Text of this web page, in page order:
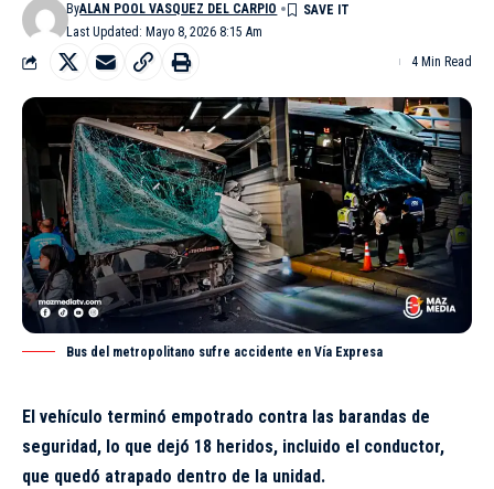
Last Updated: Mayo 8, 2026 8:15 Am
ByALAN POOL VASQUEZ DEL CARPIO
4 Min Read
Bus del metropolitano sufre accidente en Vía Expresa
El vehículo terminó empotrado contra las barandas de
seguridad, lo que dejó 18 heridos, incluido el conductor,
que quedó atrapado dentro de la unidad.